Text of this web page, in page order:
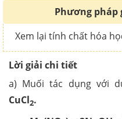
Phương pháp
Xem lại tính chất hóa
Lời giải chi tiết
a) Muối tác dụng với
CuCl2.